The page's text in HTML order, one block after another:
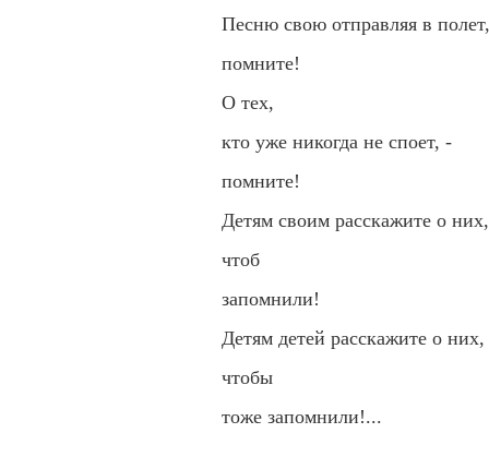
Песню свою отправляя в
помните!
О тех,
кто уже никогда не споет, -
помните!
Детям своим расскажите о них,
чтоб
запомнили!
Детям детей расскажите о них,
чтобы
тоже запомнили!...